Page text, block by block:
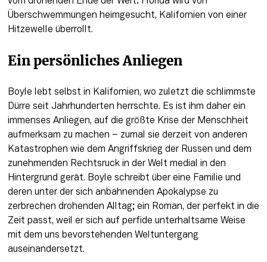
Überschwemmungen heimgesucht, Kalifornien von einer
Hitzewelle überrollt.
Ein persönliches Anliegen
Boyle lebt selbst in Kalifornien, wo zuletzt die schlimmste
Dürre seit Jahrhunderten herrschte. Es ist ihm daher ein
immenses Anliegen, auf die größte Krise der Menschheit
aufmerksam zu machen – zumal sie derzeit von anderen
Katastrophen wie dem Angriffskrieg der Russen und dem
zunehmenden Rechtsruck in der Welt medial in den
Hintergrund gerät. Boyle schreibt über eine Familie und
deren unter der sich anbahnenden Apokalypse zu
zerbrechen drohenden Alltag; ein Roman, der perfekt in die
Zeit passt, weil er sich auf perfide unterhaltsame Weise
mit dem uns bevorstehenden Weltuntergang
auseinandersetzt.